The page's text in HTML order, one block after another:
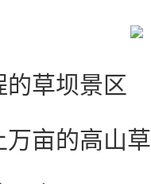
的草坝景区
亩的高山